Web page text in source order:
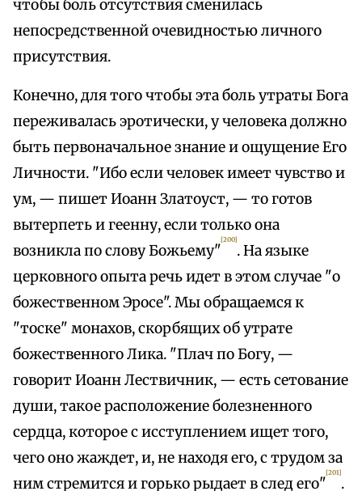
чтобы боль отсутствия сменилась
непосредственной очевидностью личного
присутствия.
Конечно, для того чтобы эта боль утраты Бога
переживалась эротически, у человека должно
быть первоначальное знание и ощущение Его
Личности. "Ибо если человек имеет чувство и
ум, — пишет Иоанн Златоуст, — то готов
вытерпеть и геенну, если только она
возникла по слову Божьему"
[200]
. На языке
церковного опыта речь идет в этом случае "о
божественном Эросе". Мы обращаемся к
"тоске" монахов, скорбящих об утрате
божественного Лика. "Плач по Богу, —
говорит Иоанн Лествичник, — есть сетование
души, такое расположение болезненного
сердца, которое с исступлением ищет того,
чего оно жаждет, и, не находя его, с трудом за
ним стремится и горько рыдает в след его"
[201]
.